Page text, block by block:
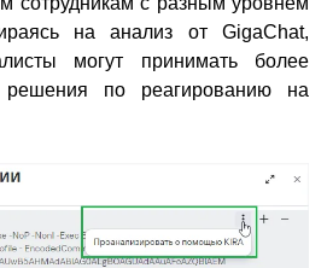
на анализ от GigaChat,
могут принимать более
по реагированию на